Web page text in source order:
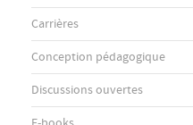
Carrières
Conception pédagogique
Discussions ouvertes